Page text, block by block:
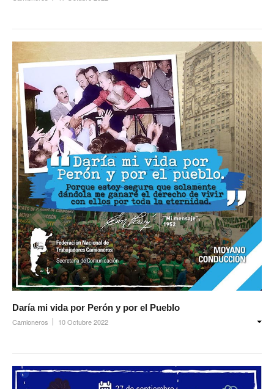
Daría mi vida por Perón y por el Pueblo
Camioneros 10 Octubre 2022